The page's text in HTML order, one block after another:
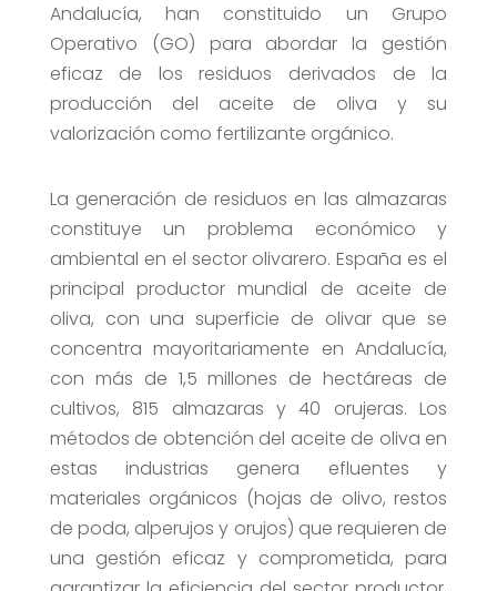
Andalucía, han constituido un Grupo
Operativo (GO) para abordar la gestión
eficaz de los residuos derivados de la
producción del aceite de oliva y su
valorización como fertilizante orgánico.
La generación de residuos en las almazaras
constituye un problema económico y
ambiental en el sector olivarero. España es el
principal productor mundial de aceite de
oliva, con una superficie de olivar que se
concentra mayoritariamente en Andalucía,
con más de 1,5 millones de hectáreas de
cultivos, 815 almazaras y 40 orujeras. Los
métodos de obtención del aceite de oliva en
estas industrias genera efluentes y
materiales orgánicos (hojas de olivo, restos
de poda, alperujos y orujos) que requieren de
una gestión eficaz y comprometida, para